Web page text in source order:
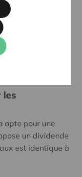
Cera
au titre de
soumise à
lors de
14 juin
les
opte pour une
un dividende
est identique à